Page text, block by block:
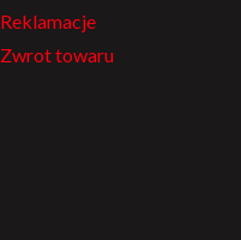
Reklamacje
Zwrot towaru